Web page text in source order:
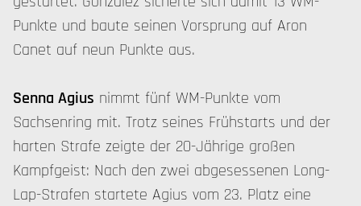
Punkte und baute seinen Vorsprung auf Aron
Canet auf neun Punkte aus.
Senna Agius nimmt fünf WM-Punkte vom
Sachsenring mit. Trotz seines Frühstarts und der
harten Strafe zeigte der 20-Jährige großen
Kampfgeist: Nach den zwei abgesessenen Long-
Lap-Strafen startete Agius vom 23. Platz eine